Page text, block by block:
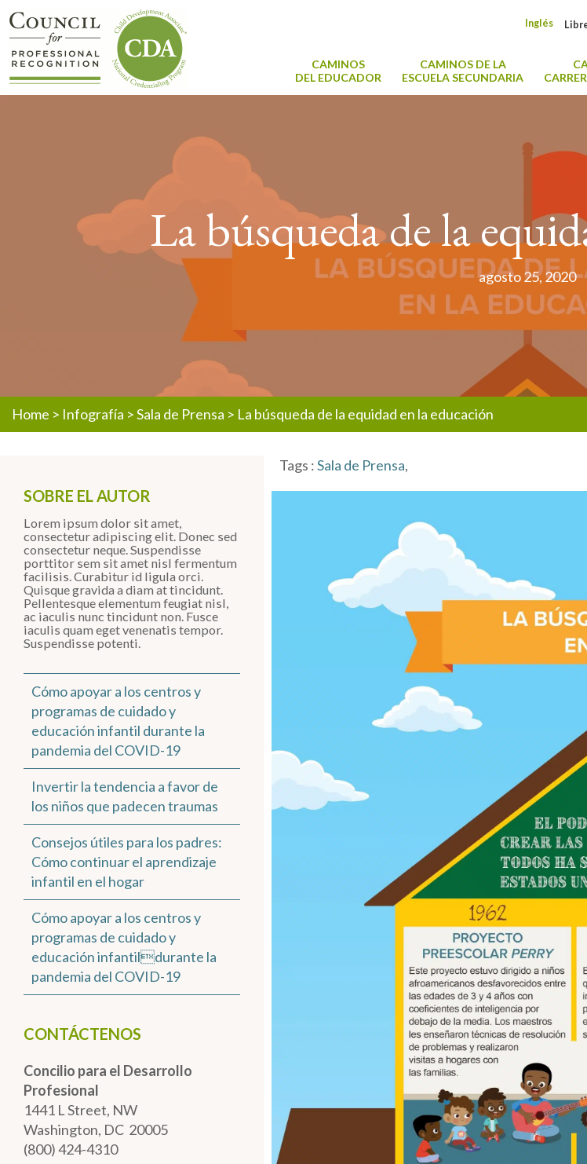
Inglés
CAMINOS
DEL EDUCADOR
CAMINOS DE LA
ESCUELA SECUNDARIA
La búsqueda de la
agosto 25, 2020
Home > Infografía >Sala de Prensa > La búsqueda de la equidad en la educación
SOBRE EL AUTOR
Lorem ipsum dolor sit amet,
consectetur adipiscing elit. Donec sed
consectetur neque. Suspendisse
porttitor sem sit amet nisl fermentum
facilisis. Curabitur id ligula orci.
Quisque gravida a diam at tincidunt.
Pellentesque elementum feugiat nisl,
ac iaculis nunc tincidunt non. Fusce
iaculis quam eget venenatis tempor.
Suspendisse potenti.
Cómo apoyar a los centros y
programas de cuidado y
educación infantil durante la
pandemia del COVID-19
Invertir la tendencia a favor de
los niños que padecen traumas
Consejos útiles para los padres:
Cómo continuar el aprendizaje
infantil en el hogar
Cómo apoyar a los centros y
programas de cuidado y
educación infantildurante la
pandemia del COVID-19
CONTÁCTENOS
Concilio para el Desarrollo
Profesional
1441 L Street, NW
Washington, DC 20005
(800) 424-4310
Tags :Sala de Prensa,